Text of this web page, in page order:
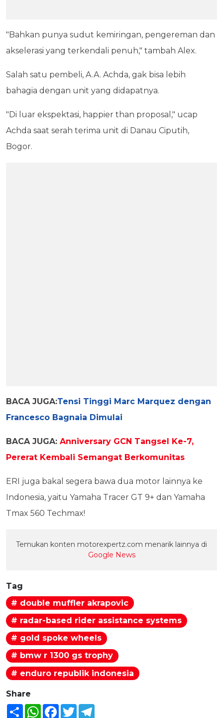
"Bahkan punya sudut kemiringan, pengereman dan
akselerasi yang terkendali penuh," tambah Alex.
Salah satu pembeli, A.A. Achda, gak bisa lebih
bahagia dengan unit yang didapatnya.
"Di luar ekspektasi, happier than proposal," ucap
Achda saat serah terima unit di Danau Ciputih,
Bogor.
BACA JUGA:Tensi Tinggi Marc Marquez dengan
Francesco Bagnaia Dimulai
BACA JUGA: Anniversary GCN Tangsel Ke-7,
Pererat Kembali Semangat Berkomunitas
ERI juga bakal segera bawa dua motor lainnya ke
Indonesia, yaitu Yamaha Tracer GT 9+ dan Yamaha
Tmax 560 Techmax!
Temukan konten motorexpertz.com menarik lainnya di
Google News
Tag
# double muffler akrapovic
# radar-based rider assistance systems
# gold spoke wheels
# bmw r 1300 gs trophy
# enduro republik indonesia
Share
Share WhatsAppFacebook
Twitter